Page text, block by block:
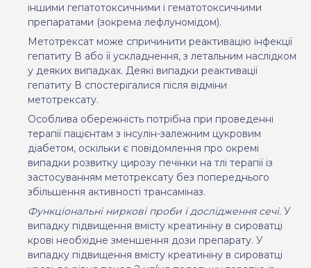
іншими гепатотоксичними і гематотоксичними
препаратами (зокрема лефлуномідом).
Метотрексат може спричинити реактивацію інфекції
гепатиту В або її ускладнення, з летальним наслідком
у деяких випадках. Деякі випадки реактивації
гепатиту В спостерігалися після відміни
метотрексату.
Особлива обережність потрібна при проведенні
терапії пацієнтам з інсулін-залежним цукровим
діабетом, оскільки є повідомлення про окремі
випадки розвитку цирозу печінки на тлі терапії із
застосуванням метотрексату без попереднього
збільшення активності трансаміназ.
Функціональні ниркові проби і дослідження сечі. У
випадку підвищення вмісту креатиніну в сироватці
крові необхідне зменшення дози препарату. У
випадку підвищення вмісту креатиніну в сироватці